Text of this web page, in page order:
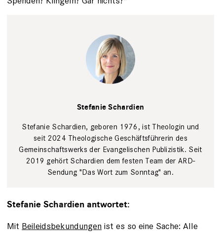
Stefanie Schardien
Stefanie Schardien, geboren 1976, ist Theologin und
seit 2024 Theologische Geschäftsführerin des
Gemeinschaftswerks der Evangelischen Publizistik. Seit
2019 gehört Schardien dem festen Team der ARD-
Sendung "Das Wort zum Sonntag" an.
Stefanie Schardien antwortet:
Mit Beileidsbekundungen ist es so eine Sache: Alle